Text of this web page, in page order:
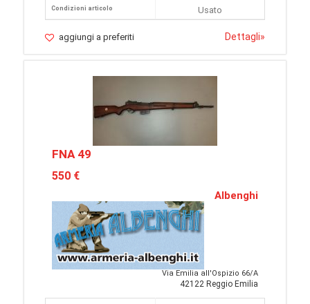
Condizioni articolo
Usato
aggiungi a preferiti Dettagli»
FNA 49
550 €
Albenghi
Via Emilia all'Ospizio 66/A
42122 Reggio Emilia